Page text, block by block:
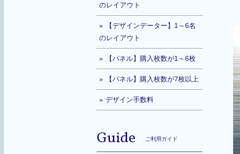
のレイアウト
【デザインデーター】1～6名
のレイアウト
【パネル】購入枚数が1～6枚
【パネル】購入枚数が7枚以上
デザイン手数料
Guide ご利用ガイド